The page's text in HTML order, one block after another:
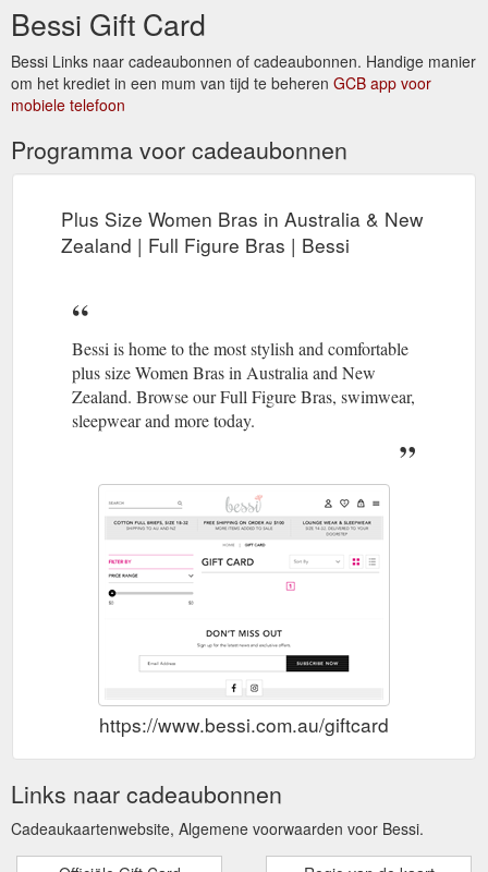
Bessi Gift Card
Bessi Links naar cadeaubonnen of cadeaubonnen. Handige manier
om het krediet in een mum van tijd te beheren GCB app voor
mobiele telefoon
Programma voor cadeaubonnen
Plus Size Women Bras in Australia & New
Zealand | Full Figure Bras | Bessi
Bessi is home to the most stylish and comfortable
plus size Women Bras in Australia and New
Zealand. Browse our Full Figure Bras, swimwear,
sleepwear and more today.
https://www.bessi.com.au/giftcard
Links naar cadeaubonnen
Cadeaukaartenwebsite, Algemene voorwaarden voor Bessi.